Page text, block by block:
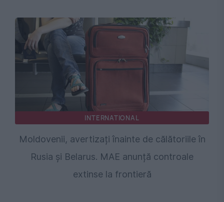
INTERNATIONAL
Moldovenii, avertizați înainte de călătoriile în
Rusia și Belarus. MAE anunță controale
extinse la frontieră